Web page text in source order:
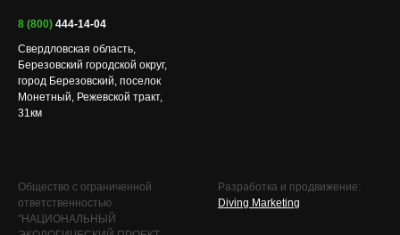
8 (800) 444-14-04
Свердловская область,
Березовский городской округ,
город Березовский, поселок
Монетный, Режевской тракт,
31км
Общество с ограниченной
ответственностью
"НАЦИОНАЛЬНЫЙ
Разработка и продвижение:
Diving Marketing